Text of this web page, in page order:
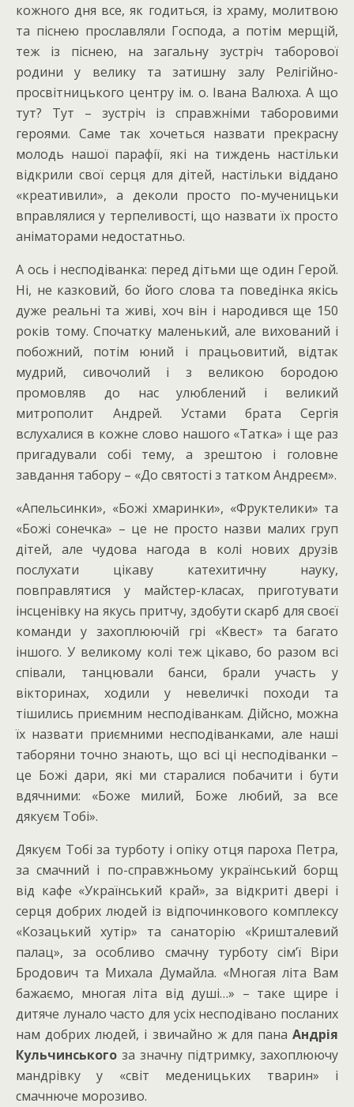
кожного дня все, як годиться, із храму, молитвою
та піснею прославляли Господа, а потім мерщій,
теж із піснею, на загальну зустріч таборової
родини у велику та затишну залу Релігійно-
просвітницького центру ім. о. Івана Валюха. А що
тут? Тут – зустріч із справжніми таборовими
героями. Саме так хочеться назвати прекрасну
молодь нашої парафії, які на тиждень настільки
відкрили свої серця для дітей, настільки віддано
«креативили», а деколи просто по-мученицьки
вправлялися у терпеливості, що назвати їх просто
аніматорами недостатньо.
А ось і несподіванка: перед дітьми ще один Герой.
Ні, не казковий, бо його слова та поведінка якісь
дуже реальні та живі, хоч він і народився ще 150
років тому. Спочатку маленький, але вихований і
побожний, потім юний і працьовитий, відтак
мудрий, сивочолий і з великою бородою
промовляв до нас улюблений і великий
митрополит Андрей. Устами брата Сергія
вслухалися в кожне слово нашого «Татка» і ще раз
пригадували собі тему, а зрештою і головне
завдання табору – «До святості з татком Андреєм».
«Апельсинки», «Божі хмаринки», «Фруктелики» та
«Божі сонечка» – це не просто назви малих груп
дітей, але чудова нагода в колі нових друзів
послухати цікаву катехитичну науку,
повправлятися у майстер-класах, приготувати
інсценівку на якусь притчу, здобути скарб для своєї
команди у захоплюючій грі «Квест» та багато
іншого. У великому колі теж цікаво, бо разом всі
співали, танцювали банси, брали участь у
вікторинах, ходили у невеличкі походи та
тішились приємним несподіванкам. Дійсно, можна
їх назвати приємними несподіванками, але наші
таборяни точно знають, що всі ці несподіванки –
це Божі дари, які ми старалися побачити і бути
вдячними: «Боже милий, Боже любий, за все
дякуєм Тобі».
Дякуєм Тобі за турботу і опіку отця пароха Петра,
за смачний і по-справжньому український борщ
від кафе «Український край», за відкриті двері і
серця добрих людей із відпочинкового комплексу
«Козацький хутір» та санаторію «Кришталевий
палац», за особливо смачну турботу сім’ї Віри
Бродович та Михала Думайла. «Многая літа Вам
бажаємо, многая літа від душі…» – таке щире і
дитяче лунало часто для усіх несподівано посланих
нам добрих людей, і звичайно ж для пана Андрія
Кульчинського за значну підтримку, захоплюючу
мандрівку у «світ меденицьких тварин» і
смачнюче морозиво.